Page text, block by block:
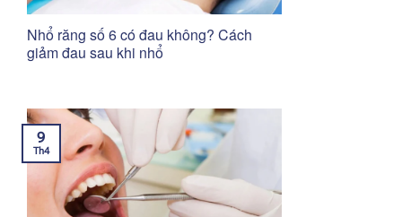
Nhổ răng số 6 có đau không? Cách
giảm đau sau khi nhổ
9
Th4